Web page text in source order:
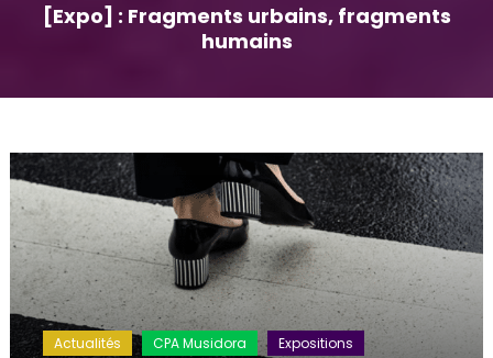
[Expo] : Fragments urbains, fragments
humains
Actualités CPA Musidora
Expositions